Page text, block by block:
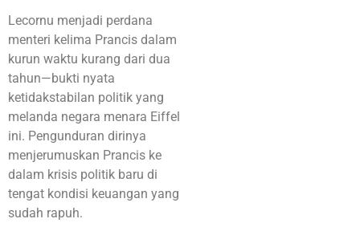
Lecornu menjadi perdana
menteri kelima Prancis dalam
kurun waktu kurang dari dua
tahun—bukti nyata
ketidakstabilan politik yang
melanda negara menara Eiffel
ini. Pengunduran dirinya
menjerumuskan Prancis ke
dalam krisis politik baru di
tengat kondisi keuangan yang
sudah rapuh.